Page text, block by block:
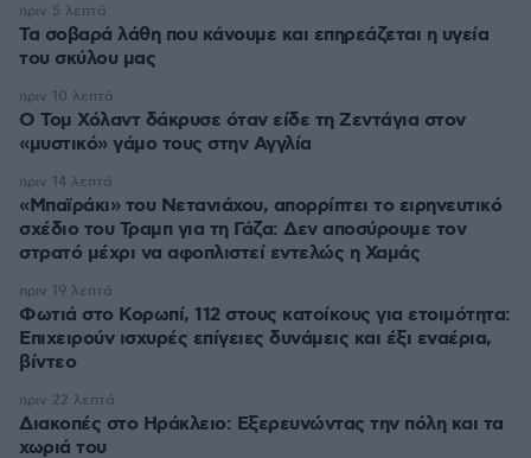
Τα σοβαρά λάθη που κάνουμε και επηρεάζεται η υγεία
του σκύλου μας
πριν 5 λεπτά
Ο Τομ Χόλαντ δάκρυσε όταν είδε τη Ζεντάγια στον
«μυστικό» γάμο τους στην Αγγλία
πριν 10 λεπτά
«Μπαϊράκι» του Νετανιάχου, απορρίπτει το ειρηνευτικό
σχέδιο του Τραμπ για τη Γάζα: Δεν αποσύρουμε τον
στρατό μέχρι να αφοπλιστεί εντελώς η Χαμάς
πριν 14 λεπτά
Φωτιά στο Κορωπί, 112 στους κατοίκους για ετοιμότητα:
Επιχειρούν ισχυρές επίγειες δυνάμεις και έξι εναέρια,
βίντεο
πριν 19 λεπτά
Διακοπές στο Ηράκλειο: Εξερευνώντας την πόλη και τα
χωριά του
πριν 22 λεπτά